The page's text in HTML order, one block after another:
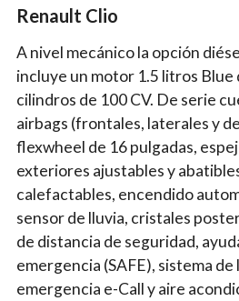
Renault Clio
A nivel mecánico la opción
incluye un motor 1.5 litros Blue
cilindros de 100 CV. De serie
airbags (frontales, laterales y
flexwheel de 16 pulgadas,
exteriores ajustables y
calefactables, encendido
sensor de lluvia, cristales
de distancia de seguridad,
emergencia (SAFE), sistema de
emergencia e-Call y aire